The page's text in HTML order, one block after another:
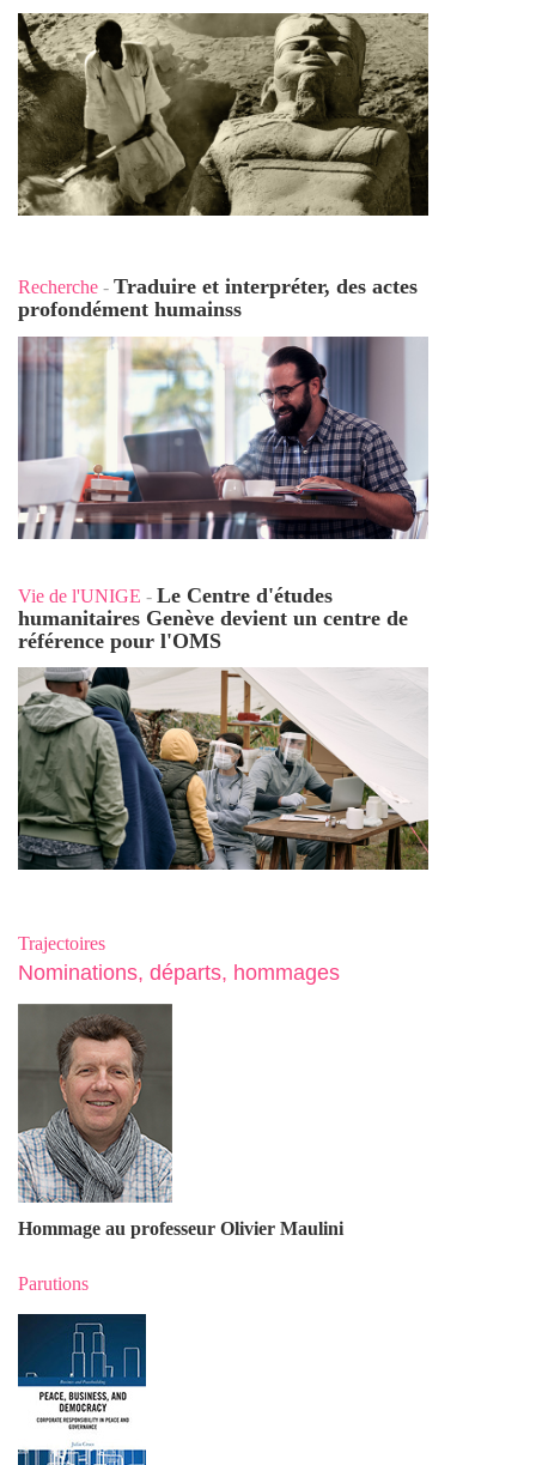
Recherche - Traduire et interpréter, des actes
profondément humainss
Vie de l'UNIGE - Le Centre d'études
humanitaires Genève devient un centre de
référence pour l'OMS
Trajectoires
Nominations, départs, hommages
Hommage au professeur Olivier Maulini
Parutions